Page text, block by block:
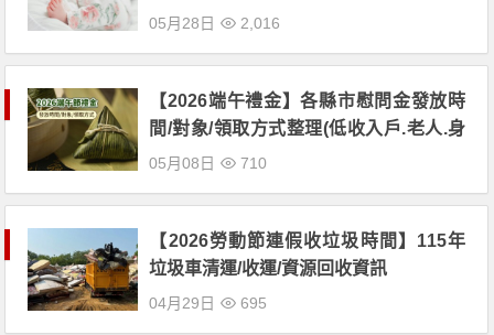
05月28日 2,016
【2026端午禮金】各縣市慰問金發放時
間/對象/領取方式整理(低收入戶.老人.身
心障礙者適用)
05月08日 710
【2026勞動節連假收垃圾時間】115年
垃圾車清運/收運/資源回收資訊
04月29日 695